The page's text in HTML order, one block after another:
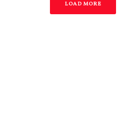
LOAD MORE